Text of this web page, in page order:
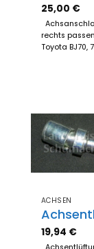
25,00 €
rechts
Toyota BJ70,
ACHSEN
19,94 €